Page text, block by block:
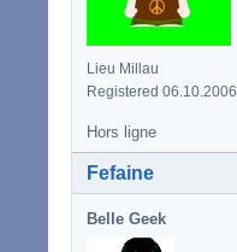
Lieu Millau
Registered 06.10.2006
Hors ligne
Fefaine
Belle Geek